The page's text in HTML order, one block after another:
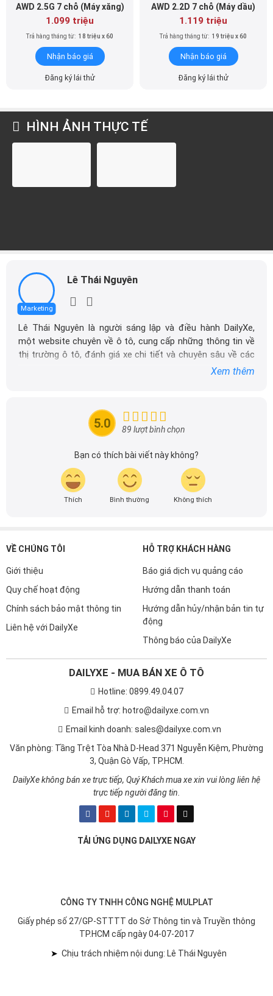
AWD 2.5G 7 chỗ (Máy xăng)
1.099 triệu
Trả hàng tháng từ: 18 triệu x 60
Nhận báo giá
Đăng ký lái thử
AWD 2.2D 7 chỗ (Máy dầu)
1.119 triệu
Trả hàng tháng từ: 19 triệu x 60
Nhận báo giá
Đăng ký lái thử
HÌNH ẢNH THỰC TẾ
Marketing
Lê Thái Nguyên
Lê Thái Nguyên là người sáng lập và điều hành DailyXe,
một website chuyên về ô tô, cung cấp những thông tin về
thị trường ô tô, đánh giá xe chi tiết và chuyên sâu về các
đầu cho những người yêu thích ô tô tại Việt Nam. Hãy
theo dõi tôi để cập nhật thông tin về thị trường ô tô
Xem thêm
5.0 89 lượt bình chọn
Bạn có thích bài viết này không?
Thích Bình thường Không thích
VỀ CHÚNG TÔI
Giới thiệu
Quy chế hoạt động
Chính sách bảo mật thông tin
Liên hệ với DailyXe
HỖ TRỢ KHÁCH HÀNG
Báo giá dịch vụ quảng cáo
Hướng dẫn thanh toán
Hướng dẫn hủy/nhận bản tin tự
động
Thông báo của DailyXe
DAILYXE - MUA BÁN XE Ô TÔ
Hotline: 0899.49.04.07
Email hỗ trợ: hotro@dailyxe.com.vn
Email kinh doanh: sales@dailyxe.com.vn
Văn phòng: Tầng Trệt Tòa Nhà D-Head 371 Nguyễn Kiệm, Phường
3, Quận Gò Vấp, TP.HCM.
DailyXe không bán xe trực tiếp, Quý Khách mua xe xin vui lòng liên hệ
trực tiếp người đăng tin.
TẢI ỨNG DỤNG DAILYXE NGAY
CÔNG TY TNHH CÔNG NGHỆ MULPLAT
Giấy phép số 27/GP-STTTT do Sở Thông tin và Truyền thông
TP.HCM cấp ngày 04-07-2017
➤ Chịu trách nhiệm nội dung: Lê Thái Nguyên